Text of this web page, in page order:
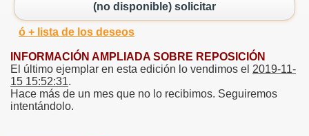
(no disponible) solicitar
ó + lista de los deseos
INFORMACIÓN AMPLIADA SOBRE REPOSICIÓN
El último ejemplar en esta edición lo vendimos el 2019-11-
15 15:52:31.
Hace más de un mes que no lo recibimos. Seguiremos
intentándolo.